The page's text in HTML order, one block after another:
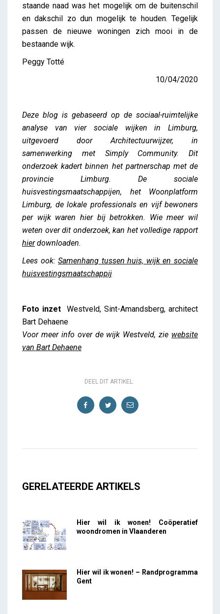
staande naad was het mogelijk om de buitenschil
en dakschil zo dun mogelijk te houden. Tegelijk
passen de nieuwe woningen zich mooi in de
bestaande wijk.
Peggy Totté
10/04/2020
Deze blog is gebaseerd op de sociaal-ruimtelijke
analyse van vier sociale wijken in Limburg,
uitgevoerd door Architectuurwijzer, in
samenwerking met Simply Community. Dit
onderzoek kadert binnen het partnerschap met de
provincie Limburg. De sociale
huisvestingsmaatschappijen, het Woonplatform
Limburg, de lokale professionals en vijf bewoners
per wijk waren hier bij betrokken. Wie meer wil
weten over dit onderzoek, kan het volledige rapport
hierdownloaden.
Lees ook:Samenhang tussen huis, wijk en sociale
huisvestingsmaatschappij
Foto inzet Westveld, Sint-Amandsberg, architect
Bart Dehaene
Voor meer info over de wijk Westveld, zie website
van Bart Dehaene
DEEL DIT ARTIKEL:
GERELATEERDE ARTIKELS
Hier wil ik wonen! Coöperatief
woondromen in Vlaanderen
Hier wil ik wonen! – Randprogramma
Gent